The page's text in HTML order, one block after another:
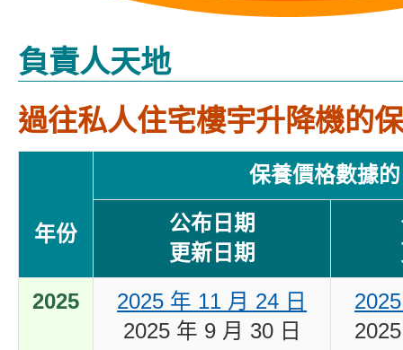
始
負責人天地
過往私人住宅樓宇升降機的
年份
保養價格數據的
公布日期
更新日期
2025
2025 年 11 月 24 日
2025 年 9 月 30 日